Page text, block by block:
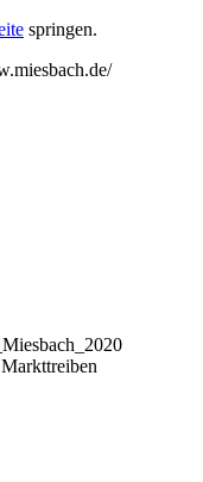
springen.